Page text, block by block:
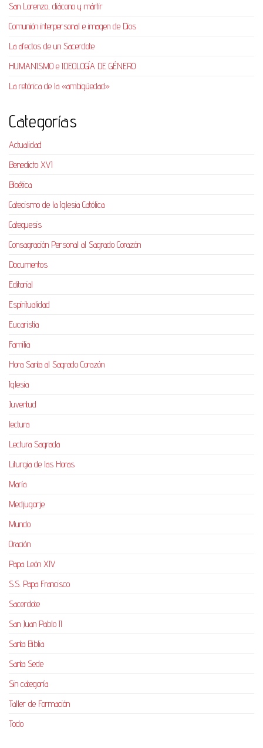
San Lorenzo, diácono y mártir
Comunión interpersonal e imagen de Dios
La afectos de un Sacerdote
HUMANISMO e IDEOLOGÍA DE GÉNERO
La retórica de la «ambigüedad»
Categorías
Actualidad
Benedicto XVI
Bioética
Catecismo de la Iglesia Católica
Catequesis
Consagración Personal al Sagrado Corazón
Documentos
Editorial
Espiritualidad
Eucaristía
Familia
Hora Santa al Sagrado Corazón
Iglesia
Juventud
lectura
Lectura Sagrada
Liturgia de las Horas
María
Medjugorje
Mundo
Oración
Papa León XIV
S.S. Papa Francisco
Sacerdote
San Juan Pablo II
Santa Biblia
Santa Sede
Sin categoría
Taller de Formación
Todo